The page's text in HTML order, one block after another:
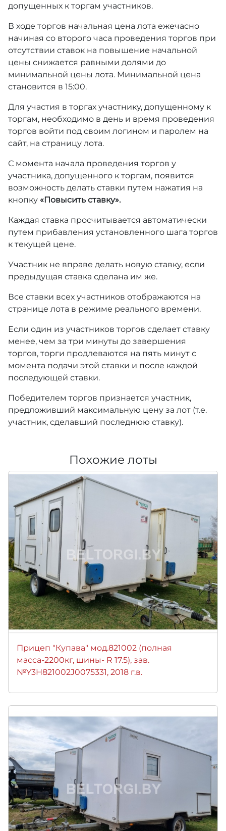
допущенных к торгам участников.
В ходе торгов начальная цена лота ежечасно
начиная со второго часа проведения торгов при
отсутствии ставок на повышение начальной
цены снижается равными долями до
минимальной цены лота. Минимальной цена
становится в 15:00.
Для участия в торгах участнику, допущенному к
торгам, необходимо в день и время проведения
торгов войти под своим логином и паролем на
сайт, на страницу лота.
С момента начала проведения торгов у
участника, допущенного к торгам, появится
возможность делать ставки путем нажатия на
кнопку «Повысить ставку».
Каждая ставка просчитывается автоматически
путем прибавления установленного шага торгов
к текущей цене.
Участник не вправе делать новую ставку, если
предыдущая ставка сделана им же.
Все ставки всех участников отображаются на
странице лота в режиме реального времени.
Если один из участников торгов сделает ставку
менее, чем за три минуты до завершения
торгов, торги продлеваются на пять минут с
момента подачи этой ставки и после каждой
последующей ставки.
Победителем торгов признается участник,
предложивший максимальную цену за лот (т.е.
участник, сделавший последнюю ставку).
Похожие лоты
Прицеп "Купава" мод.821002 (полная
масса-2200кг, шины- R 17.5), зав.
№Y3H821002J0075331, 2018 г.в.